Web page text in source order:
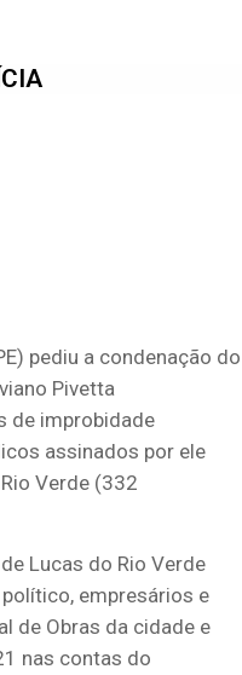
pediu a condenação do
Pivetta
de improbidade
assinados por ele
Verde (332
Lucas do Rio Verde
empresários e
de Obras da cidade e
nas contas do